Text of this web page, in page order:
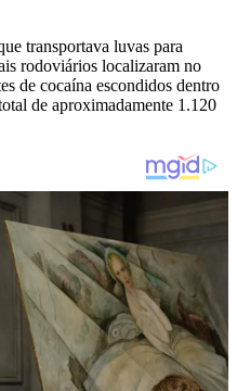
transportava luvas para
rodoviários localizaram no
de cocaína escondidos dentro
de aproximadamente 1.120